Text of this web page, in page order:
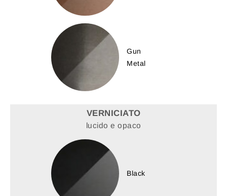
Gun
Metal
VERNICIATO
lucido e opaco
Black